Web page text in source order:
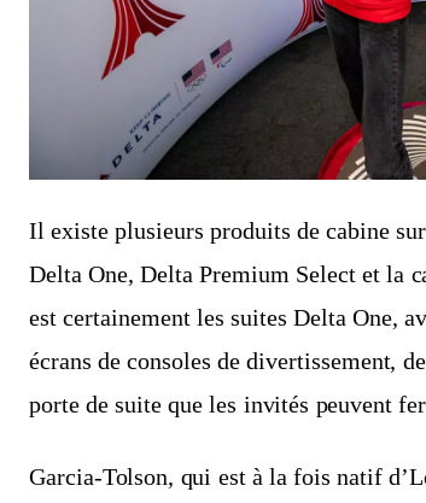
Il existe plusieurs produits de cabine
Delta One, Delta Premium Select et la
est certainement les suites Delta One,
écrans de consoles de divertissement,
porte de suite que les invités peuvent
Garcia-Tolson, qui est à la fois natif